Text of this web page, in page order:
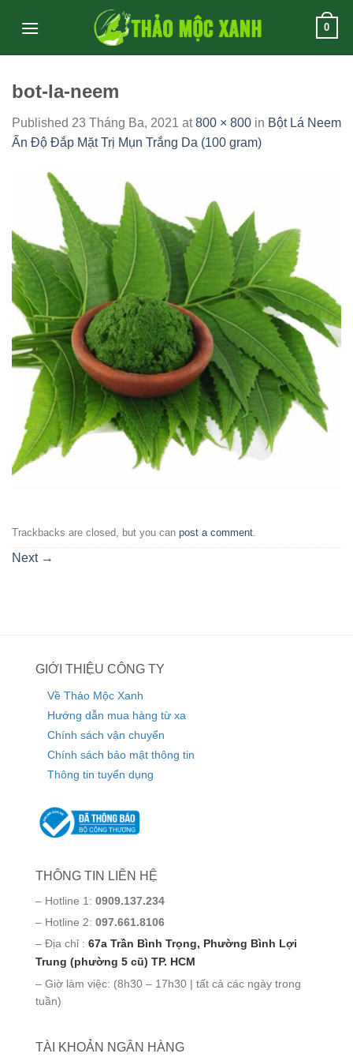
0
bot-la-neem
Published 23 Tháng Ba, 2021 at800 × 800 in Bột Lá Neem
Ấn Độ Đắp Mặt Trị Mụn Trắng Da (100 gram)
Trackbacks are closed, but you can post a comment.
Next →
GIỚI THIỆU CÔNG TY
Về Thảo Mộc Xanh
Hướng dẫn mua hàng từ xa
Chính sách vận chuyển
Chính sách bảo mật thông tin
Thông tin tuyển dụng
THÔNG TIN LIÊN HỆ
– Hotline 1: 0909.137.234
– Hotline 2: 097.661.8106
– Địa chỉ : 67a Trần Bình Trọng, Phường Bình Lợi
Trung (phường 5 cũ) TP. HCM
– Giờ làm việc: (8h30 – 17h30 | tất cả các ngày trong
tuần)
TÀI KHOẢN NGÂN HÀNG